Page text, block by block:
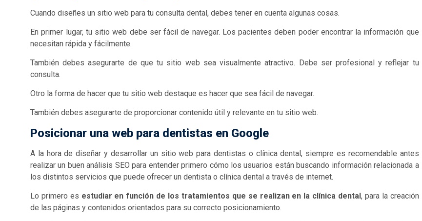
Cuando diseñes un sitio web para tu consulta dental, debes tener en cuenta algunas cosas.
En primer lugar, tu sitio web debe ser fácil de navegar. Los pacientes deben poder encontrar la información que
necesitan rápida y fácilmente.
También debes asegurarte de que tu sitio web sea visualmente atractivo. Debe ser profesional y reflejar tu
consulta.
Otro la forma de hacer que tu sitio web destaque es hacer que sea fácil de navegar.
También debes asegurarte de proporcionar contenido útil y relevante en tu sitio web.
Posicionar una web para dentistas en Google
A la hora de diseñar y desarrollar un sitio web para dentistas o clínica dental, siempre es recomendable antes
realizar un buen análisis SEO para entender primero cómo los usuarios están buscando información relacionada a
los distintos servicios que puede ofrecer un dentista o clínica dental a través de internet.
Lo primero es estudiar en función de los tratamientos que se realizan en la clínica dental, para la creación
de las páginas y contenidos orientados para su correcto posicionamiento.